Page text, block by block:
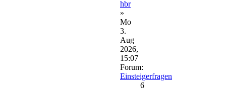
hbr
»
Mo
3.
Aug
2026,
15:07
Forum:
Einsteigerfragen
6